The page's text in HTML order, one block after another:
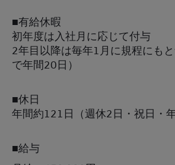
■有給休暇
初年度は入社月に応じて付与
2年目以降は毎年1月に規程にも
で年間20日）
■休日
年間約121日（週休2日・祝日・
■給与